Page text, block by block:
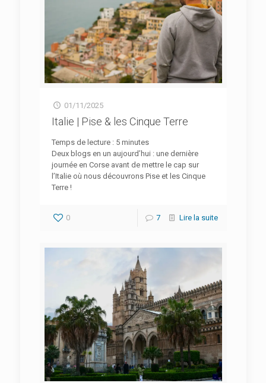
01/11/2025
Italie | Pise & les Cinque Terre
Temps de lecture : 5 minutes
Deux blogs en un aujourd’hui : une dernière
journée en Corse avant de mettre le cap sur
l’Italie où nous découvrons Pise et les Cinque
Terre !
0 7 Lire la suite